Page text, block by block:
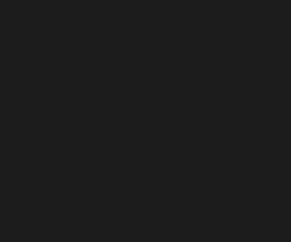
Το «Παράθυρο» είναι το πολιτιστικό
και στατικές, κριτικές